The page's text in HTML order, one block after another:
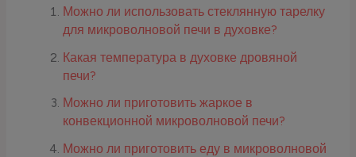
Можно ли использовать стеклянную тарелку
для микроволновой печи в духовке?
Какая температура в духовке дровяной
печи?
Можно ли приготовить жаркое в
конвекционной микроволновой печи?
Можно ли приготовить еду в микроволновой